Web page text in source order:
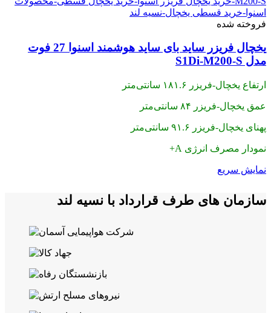
فروخته شده
یخچال فریزر ساید بای ساید هوشمند اسنوا 27 فوت
مدل S1Di-M200-S
ارتفاع یخچال-فریزر ۱۸۱.۶ سانتی‌متر
عمق یخچال-فریزر ۸۴ سانتی‌متر
پهنای یخچال-فریزر ۹۱.۶ سانتی‌متر
نمودار مصرف انرژی A+
نمایش سریع
سازمان های طرف قرارداد با نسیه لند